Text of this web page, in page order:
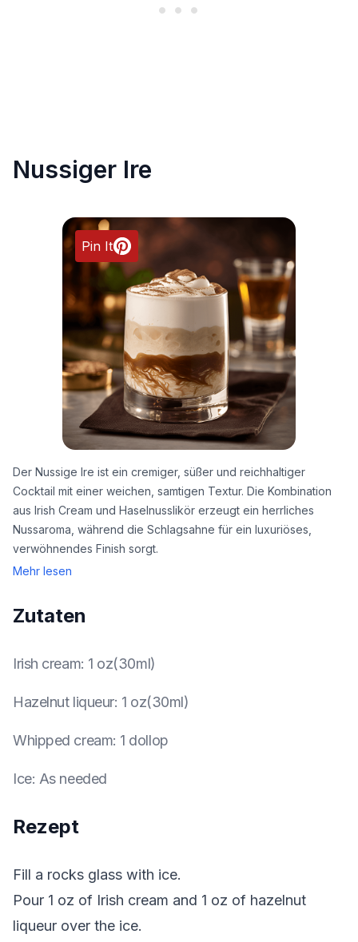
Nussiger Ire
Pin It
Der Nussige Ire ist ein cremiger, süßer und reichhaltiger
Cocktail mit einer weichen, samtigen Textur. Die Kombination
aus Irish Cream und Haselnusslikör erzeugt ein herrliches
Nussaroma, während die Schlagsahne für ein luxuriöses,
verwöhnendes Finish sorgt.
Mehr lesen
Zutaten
Irish cream: 1 oz(30ml)
Hazelnut liqueur: 1 oz(30ml)
Whipped cream: 1 dollop
Ice: As needed
Rezept
Fill a rocks glass with ice.
Pour 1 oz of Irish cream and 1 oz of hazelnut
liqueur over the ice.